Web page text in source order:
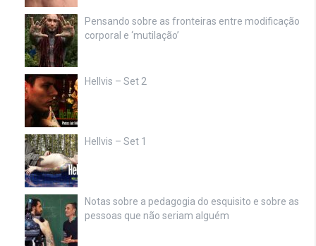
Pensando sobre as fronteiras entre modificação
corporal e ‘mutilação’
Hellvis – Set 2
Hellvis – Set 1
Notas sobre a pedagogia do esquisito e sobre as
pessoas que não seriam alguém